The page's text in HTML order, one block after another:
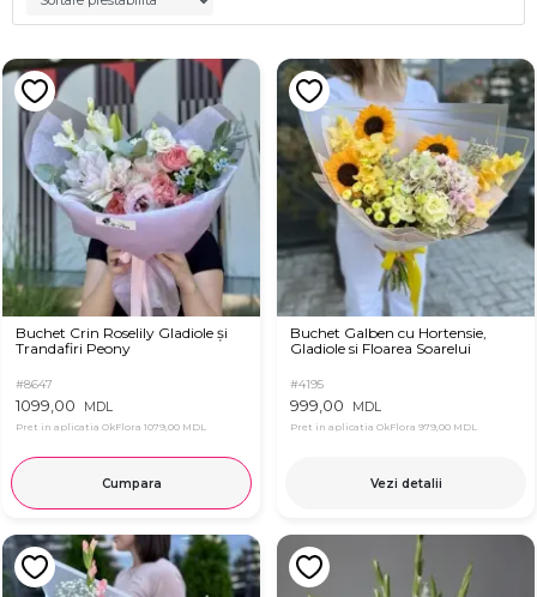
Buchet Crin Roselily Gladiole și
Trandafiri Peony
#8647
1099,00 MDL
Pret in aplicatia OkFlora 1079,00 MDL
Cumpara
Buchet Galben cu Hortensie,
Gladiole si Floarea Soarelui
#4195
999,00 MDL
Pret in aplicatia OkFlora 979,00 MDL
Vezi detalii